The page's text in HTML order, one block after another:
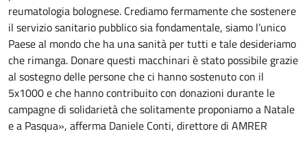
reumatologia bolognese. Crediamo fermamente che sostenere
il servizio sanitario pubblico sia fondamentale, siamo l’unico
Paese al mondo che ha una sanità per tutti e tale desideriamo
che rimanga. Donare questi macchinari è stato possibile grazie
al sostegno delle persone che ci hanno sostenuto con il
5x1000 e che hanno contribuito con donazioni durante le
campagne di solidarietà che solitamente proponiamo a Natale
e a Pasqua», afferma Daniele Conti, direttore di AMRER